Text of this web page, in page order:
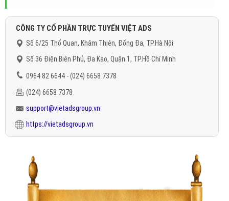
CÔNG TY CỔ PHẦN TRỰC TUYẾN VIỆT ADS
Số 6/25 Thổ Quan, Khâm Thiên, Đống Đa, TP.Hà Nội
Số 36 Điện Biên Phủ, Đa Kao, Quận 1, TP.Hồ Chí Minh
0964 82 6644 - (024) 6658 7378
(024) 6658 7378
support@vietadsgroup.vn
https://vietadsgroup.vn